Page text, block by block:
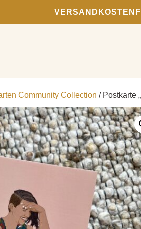
Community Collection / Postkarte